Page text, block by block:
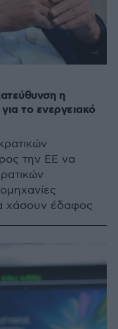
η
το ενεργειακό
την ΕΕ να
χάσουν έδαφος